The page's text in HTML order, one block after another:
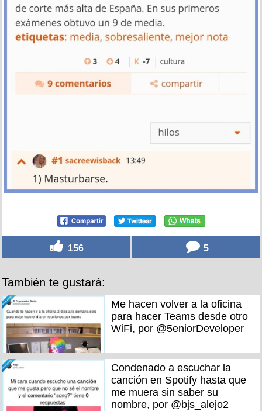
156 5
También te gustará:
Me hacen volver a la oficina
para hacer Teams desde otro
WiFi, por @5eniorDeveloper
Condenado a escuchar la
canción en Spotify hasta que
me muera sin saber su
nombre, por @bjs_alejo2